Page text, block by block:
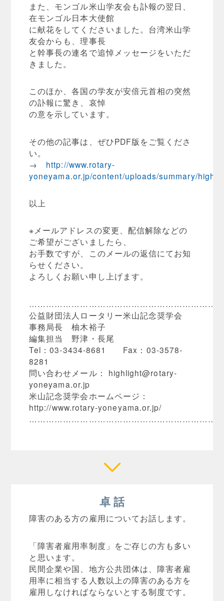
また、モンゴル米山学友会も訃報の翌日、
在モンゴル日本大使館
に献花をしてくださいました。台湾米山学
友会からも、理事長
と幹事長の連名で追悼メッセージをいただ
きました。
このほか、各国の学友が安倍元首相の突然
の訃報に驚き、哀悼
の意を示しています。
その他の記事は、ぜひPDF版をご覧くださ
い。
→ http://www.rotary-
yoneyama.or.jp/content/uploads/summary/
以上
※メールアドレスの変更、配信解除などの
ご希望がございましたら、
お手数ですが、このメールの返信にてお知
らせください。
よろしくお願い申し上げます。
公益財団法人ロータリー米山記念奨学会
事務局長 柚木裕子
編集担当 野津・長尾
Tel：03-3434-8681 Fax：03-3578-
8281
問い合わせメール： highlight@rotary-
yoneyama.or.jp
米山記念奨学会ホームページ：
http://www.rotary-yoneyama.or.jp/
卓 話
障害のある方の雇用についてお話します。
「障害者雇用率制度」をご存じの方も多い
と思います。
民間企業や国、地方公共団体は、障害者雇
用率に相当する人数以上の障害のある方を
雇用しなければならないとする制度です。